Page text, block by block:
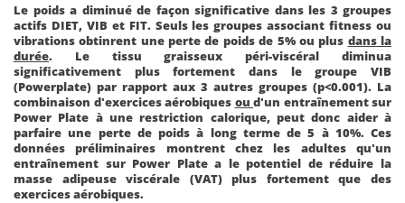
Le poids a diminué de façon significative dans les 3 groupes
actifs DIET, VIB et FIT. Seuls les groupes associant fitness ou
vibrations obtinrent une perte de poids de 5% ou plus dans la
durée. Le tissu graisseux péri-viscéral diminua
significativement plus fortement dans le groupe VIB
(Powerplate) par rapport aux 3 autres groupes (p<0.001). La
combinaison d'exercices aérobiques ou d'un entraînement sur
Power Plate à une restriction calorique, peut donc aider à
parfaire une perte de poids à long terme de 5 à 10%. Ces
données préliminaires montrent chez les adultes qu'un
entraînement sur Power Plate a le potentiel de réduire la
masse adipeuse viscérale (VAT) plus fortement que des
exercices aérobiques.